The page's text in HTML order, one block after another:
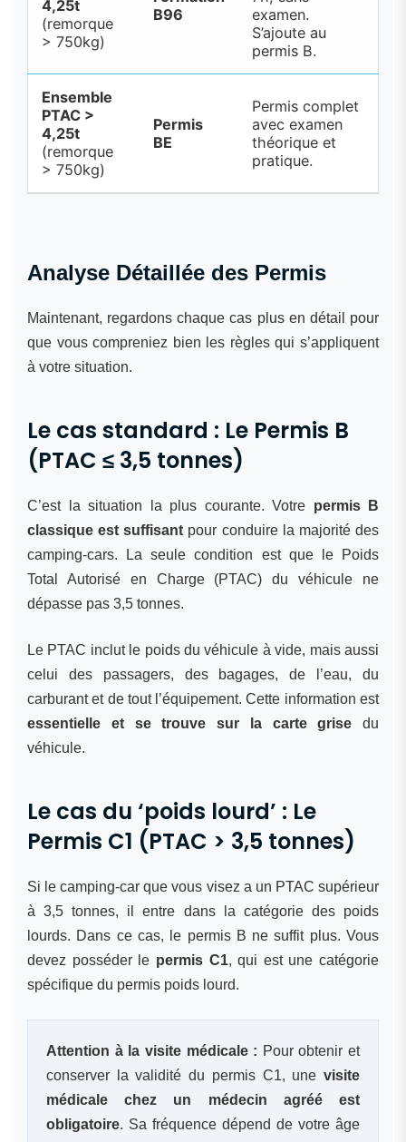
4,25t
(remorque
> 750kg)
B96
examen.
S’ajoute au
permis B.
Ensemble
PTAC >
4,25t
(remorque
> 750kg)
Permis
BE
Permis complet
avec examen
théorique et
pratique.
Analyse Détaillée des Permis
Maintenant, regardons chaque cas plus en détail pour
que vous compreniez bien les règles qui s’appliquent
à votre situation.
Le cas standard : Le Permis B
(PTAC ≤ 3,5 tonnes)
C’est la situation la plus courante. Votre permis B
classique est suffisant pour conduire la majorité des
camping-cars. La seule condition est que le Poids
Total Autorisé en Charge (PTAC) du véhicule ne
dépasse pas 3,5 tonnes.
Le PTAC inclut le poids du véhicule à vide, mais aussi
celui des passagers, des bagages, de l’eau, du
carburant et de tout l’équipement. Cette information est
essentielle et se trouve sur la carte grise du
véhicule.
Le cas du ‘poids lourd’ : Le
Permis C1 (PTAC > 3,5 tonnes)
Si le camping-car que vous visez a un PTAC supérieur
à 3,5 tonnes, il entre dans la catégorie des poids
lourds. Dans ce cas, le permis B ne suffit plus. Vous
devez posséder le permis C1, qui est une catégorie
spécifique du permis poids lourd.
Attention à la visite médicale : Pour obtenir et
conserver la validité du permis C1, une visite
médicale chez un médecin agréé est
obligatoire. Sa fréquence dépend de votre âge